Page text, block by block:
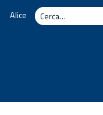
Alice
Cerca